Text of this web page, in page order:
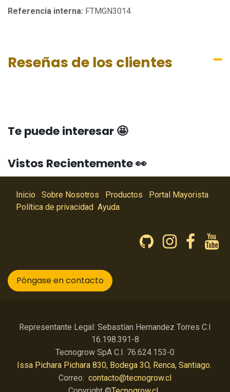
Referencia interna: FTMGN3014
Reseñas de los clientes
Te puede interesar 🤩
Vistos Recientemente 👀
Inicio Sobre Nosotros Productos
Portal Mayorista
Política de privacidad Ayuda
Póngase en contacto
Representante Legal: Sebastían Hernandez Torres C.I
16.198.391-8
Tecnogrow SpA C.I. 76.624.153-0
Issa Pichara Pichara 830, Bodega 3O, Renca, Santiago.
Correo: contacto@tecnogrow.cl